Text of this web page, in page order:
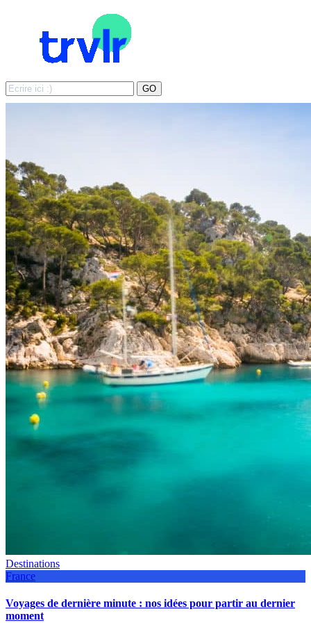
Search
for:
GO
Destinations
France
Voyages de dernière minute : nos idées pour partir au dernier
moment